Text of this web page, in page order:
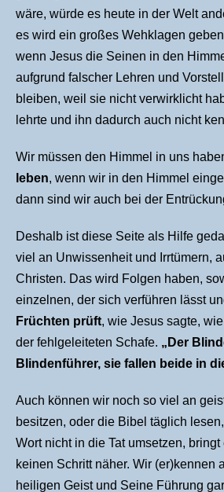
wäre, würde es heute in der Welt
es wird ein großes Wehklagen
wenn Jesus die Seinen in den
aufgrund falscher Lehren und
bleiben, weil sie nicht verwirklicht
lehrte und ihn dadurch auch nicht
Wir müssen den Himmel in uns
leben, wenn wir in den Himmel
dann sind wir auch bei der
Deshalb ist diese Seite als Hilfe
viel an Unwissenheit und Irrtümern,
Christen. Das wird Folgen haben,
einzelnen, der sich verführen lässt
Früchten prüft, wie Jesus sagte,
der fehlgeleiteten Schafe. „ Der
Blindenführer, sie fallen beide in
Auch können wir noch so viel an
besitzen, oder die Bibel täglich
Wort nicht in die Tat umsetzen,
keinen Schritt näher. Wir (er)kennen
heiligen Geist und Seine Führung